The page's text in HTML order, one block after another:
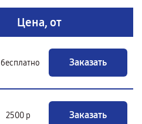
Цена, от
бесплатно Заказать
2500 р Заказать